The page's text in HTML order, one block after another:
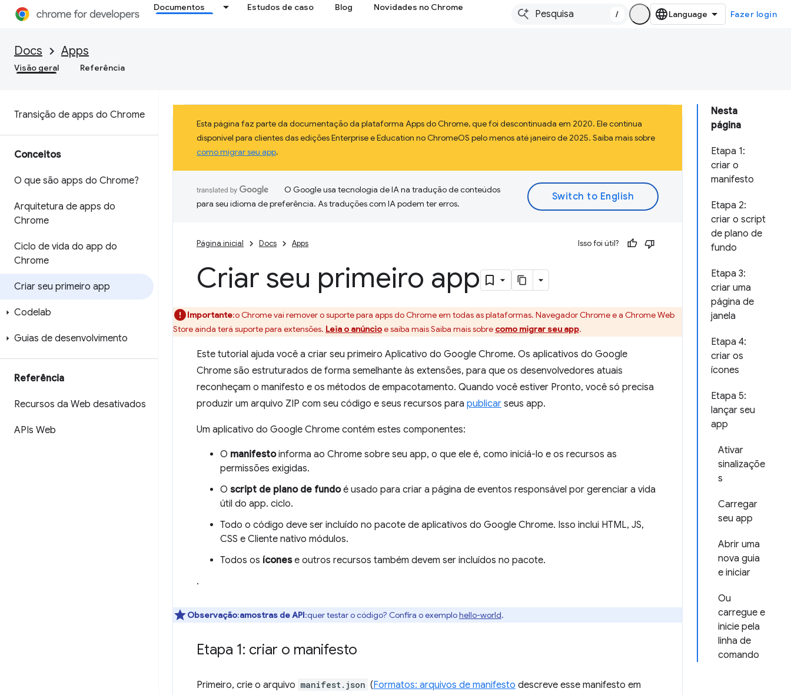
Documentos Estudos de caso Blog Novidades no Chrome
/ Fazer login
Docs Apps
Visão geral Referência
Transição de apps do Chrome
Conceitos
O que são apps do Chrome?
Arquitetura de apps do
Chrome
Ciclo de vida do app do
Chrome
Criar seu primeiro app
Codelab
Guias de desenvolvimento
Referência
Recursos da Web desativados
APIs Web
Nesta
página
Etapa 1:
criar o
manifesto
Etapa 2:
criar o script
de plano de
fundo
Etapa 3:
criar uma
página de
janela
Etapa 4:
criar os
ícones
Etapa 5:
lançar seu
app
Ativar
sinalizaçõe
s
Carregar
seu app
Abrir uma
nova guia
e iniciar
Ou
carregue e
inicie pela
linha de
comando
Esta página faz parte da documentação da plataforma Apps do Chrome, que foi descontinuada em 2020. Ele continua
disponível para clientes das edições Enterprise e Education no ChromeOS pelo menos até janeiro de 2025. Saiba mais sobre
como migrar seu app.
O Google usa tecnologia de IA na tradução de conteúdos
para seu idioma de preferência. As traduções com IA podem ter erros.
Página inicial Docs Apps Isso foi útil?
Criar seu primeiro app
Importante:o Chrome vai remover o suporte para apps do Chrome em todas as plataformas. Navegador Chrome e a Chrome Web
Store ainda terá suporte para extensões. Leia o anúncioe saiba mais Saiba mais sobre como migrar seu app.
Este tutorial ajuda você a criar seu primeiro Aplicativo do Google Chrome. Os aplicativos do Google
Chrome são estruturados de forma semelhante às extensões, para que os desenvolvedores atuais
reconheçam o manifesto e os métodos de empacotamento. Quando você estiver Pronto, você só precisa
produzir um arquivo ZIP com seu código e seus recursos para publicar seus app.
Um aplicativo do Google Chrome contém estes componentes:
O manifestoinforma ao Chrome sobre seu app, o que ele é, como iniciá-lo e os recursos as
permissões exigidas.
O script de plano de fundoé usado para criar a página de eventos responsável por gerenciar a vida
útil do app. ciclo.
Todo o código deve ser incluído no pacote de aplicativos do Google Chrome. Isso inclui HTML, JS,
CSS e Cliente nativo módulos.
Todos os íconese outros recursos também devem ser incluídos no pacote.
.
Observação:amostras de API:quer testar o código? Confira o exemplohello-world.
Etapa 1: criar o manifesto
Primeiro, crie o arquivo manifest.json (Formatos: arquivos de manifesto descreve esse manifesto em